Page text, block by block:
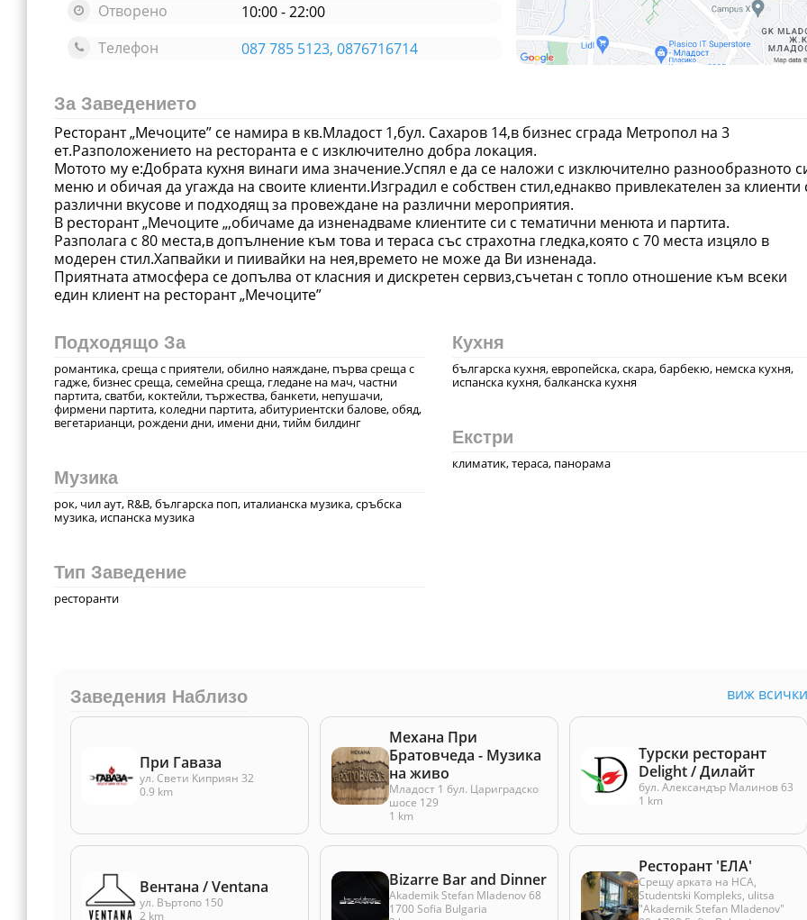
Отворено
10:00 - 22:00
Телефон
087 785 5123, 0876716714
За Заведението
Ресторант „Мечоците” се намира в кв.Младост 1,бул. Сахаров 14,в бизнес сграда Метропол на 3
ет.Разположението на ресторанта е с изключително добра локация.
Мотото му е:Добрата кухня винаги има значение.Успял е да се наложи с изключително разнообразното
меню и обичая да угажда на своите клиенти.Изградил е собствен стил,еднакво привлекателен за клиенти
различни вкусове и подходящ за провеждане на различни мероприятия.
В ресторант „Мечоците „,обичаме да изненадваме клиентите си с тематични менюта и партита.
Разполага с 80 места,в допълнение към това и тераса със страхотна гледка,която с 70 места изцяло в
модерен стил.Хапвайки и пиивайки на нея,времето не може да Ви изненада.
Приятната атмосфера се допълва от класния и дискретен сервиз,съчетан с топло отношение към всеки
Подходящо За
романтика, среща с приятели, обилно наяждане, първа среща с
гадже, бизнес среща, семейна среща, гледане на мач, частни
партита, сватби, коктейли, тържества, банкети, непушачи,
фирмени партита, коледни партита, абитуриентски балове, обяд,
вегетарианци, рождени дни, имени дни, тийм билдинг
Музика
рок, чил аут, R&B, българска поп, италианска музика, сръбска
музика, испанска музика
Тип Заведение
ресторанти
Кухня
българска кухня, европейска, скара, барбекю, немска кухня,
испанска кухня, балканска кухня
Екстри
климатик, тераса, панорама
Заведения Наблизо виж всички
При Гаваза
ул. Свети Киприян 32
0.9 km
Механа При
Братовчеда - Музика
на живо
Младост 1 бул. Цариградско
шосе 129
1 km
Турски ресторант
Delight / Дилайт
бул. Александър Малинов 63
1 km
Вентана / Ventana
ул. Въртопо 150
2 km
Bizarre Bar and Dinner
Akademik Stefan Mladenov 68
1700 Sofia Bulgaria
Ресторант 'ЕЛА'
Срещу арката на НСА,
Studentski Kompleks, ulitsa
"Akademik Stefan Mladenov"